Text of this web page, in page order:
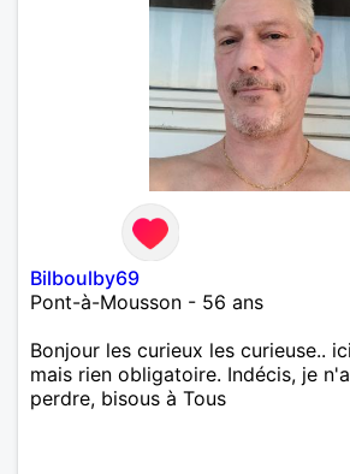
Bilboulby69
Pont-à-Mousson - 56 ans
Bonjour les curieux les curieuse..
mais rien obligatoire. Indécis, je
perdre, bisous à Tous